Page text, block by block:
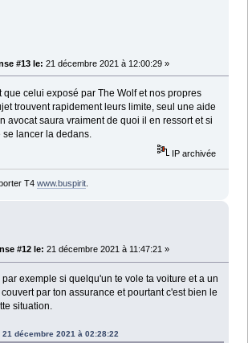
#13 le: 21 décembre 2021 à 12:00:29 »
que celui exposé par The Wolf et nos propres
trouvent rapidement leurs limite, seul une aide
avocat saura vraiment de quoi il en ressort et si
se lancer la dedans.
IP archivée
T4 www.buspirit.
#12 le: 21 décembre 2021 à 11:47:21 »
exemple si quelqu'un te vole ta voiture et a un
par ton assurance et pourtant c'est bien le
situation.
décembre 2021 à 02:28:22